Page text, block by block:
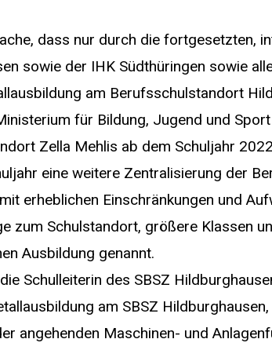
dass nur durch die fortgesetzten,
sowie der IHK Südthüringen sowie
am Berufsschulstandort
für Bildung, Jugend und
Zella Mehlis ab dem Schuljahr
eine weitere Zentralisierung der
erheblichen Einschränkungen und
zum Schulstandort, größere Klassen
Ausbildung genannt.
Schulleiterin des SBSZ
am SBSZ
angehenden Maschinen- und